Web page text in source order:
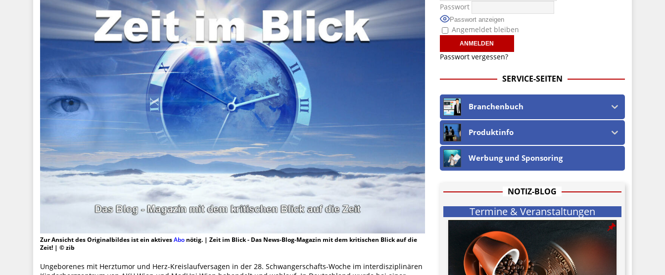
Zur Ansicht des Originalbildes ist ein aktivesAbo nötig. | Zeit im Blick - Das News-Blog-Magazin mit dem kritischen Blick auf die
Zeit! | © zib
Ungeborenes mit Herztumor und Herz-Kreislaufversagen in der 28. Schwangerschafts-Woche im interdisziplinären
Passwort
Passwort anzeigen
Angemeldet bleiben
Passwort vergessen?
SERVICE-SEITEN
Branchenbuch
Produktinfo
Werbung und Sponsoring
NOTIZ-BLOG
Termine & Veranstaltungen